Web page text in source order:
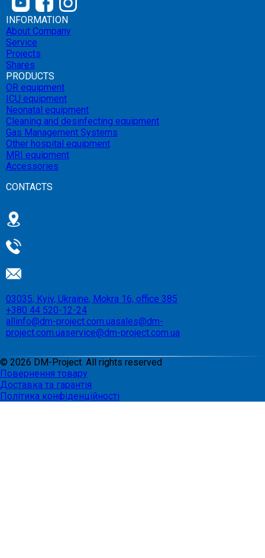
INFORMATION
About Company
Service
Projects
Shares
PRODUCTS
OR equipment
ICU equipment
Neonatal equipment
Cleaning and desinfecting equipment
Gas Management Systems
Other hospital equipment
MRI equipment
Accessories
CONTACTS
03035, Kyiv, Ukraine, Mokra 16, office 385
+380 44 520-12-24
allinfo@dm-project.com.uasales@dm-
project.com.uaservice@dm-project.com.ua
© 2026 DM-Project. All rights reserved
Повернення товару
Доставка та гарантія
Політика конфіденційності